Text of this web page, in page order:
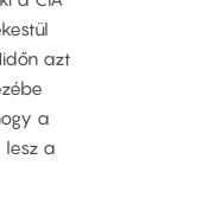
azt
a
lesz a